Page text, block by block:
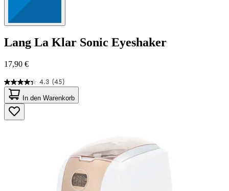
Lang La Klar Sonic Eyeshaker
17,90 €
4.3 (45)
4.3
von
5
Sternen.
45
In den Warenkorb